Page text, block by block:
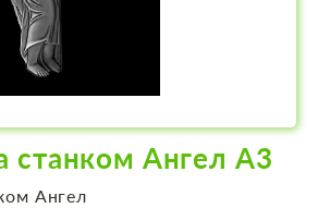
станком Ангел А3
Ангел